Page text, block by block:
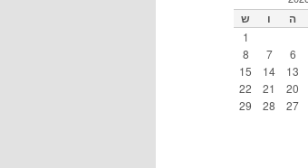
ה ו ש
1
6
7
8
13
14
15
20
21
22
27
28
29